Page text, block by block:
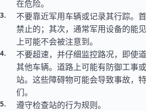
在危险。
不要靠近军用车辆或记录其行踪。
禁止的；其次，通常军用设备的能
上可能不会被注意到。
不要超速，并仔细监控路况，即使
其他车辆。道路上可能有防御工事
站。这些障碍物可能会导致事故，
们。
遵守检查站的行为规则。